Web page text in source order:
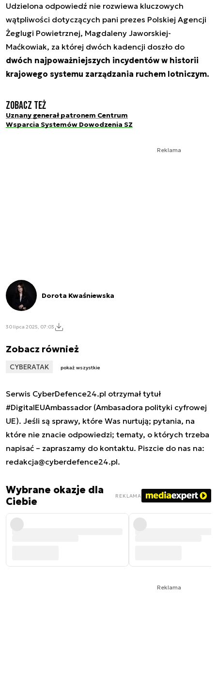
Udzielona odpowiedź nie rozwiewa kluczowych
wątpliwości dotyczących pani prezes Polskiej Agencji
Żeglugi Powietrznej, Magdaleny Jaworskiej-
Maćkowiak, za której dwóch kadencji doszło do
dwóch najpoważniejszych incydentów w historii
krajowego systemu zarządzania ruchem lotniczym.
Zobacz też
Uznany generał patronem Centrum
Wsparcia Systemów Dowodzenia SZ
Reklama
Dorota Kwaśniewska
30 lipca 2025, 07:03
Zobacz również
CYBERATAK pokaż wszystkie
Serwis CyberDefence24.pl otrzymał tytuł
#DigitalEUAmbassador (Ambasadora polityki cyfrowej
UE). Jeśli są sprawy, które Was nurtują; pytania, na
które nie znacie odpowiedzi; tematy, o których trzeba
napisać – zapraszamy do kontaktu. Piszcie do nas na:
redakcja@cyberdefence24.pl.
Wybrane okazje dla
Ciebie
REKLAMA
Reklama